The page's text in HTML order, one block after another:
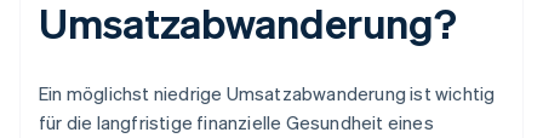
Umsatzabwanderung?
Ein möglichst niedrige Umsatzabwanderung ist wichtig
für die langfristige finanzielle Gesundheit eines